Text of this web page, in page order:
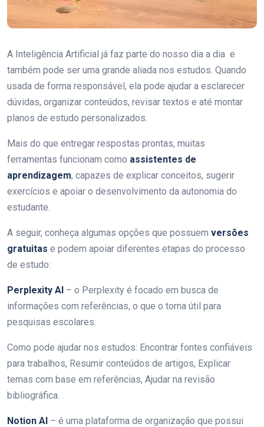
A Inteligência Artificial já faz parte do nosso dia a dia e
também pode ser uma grande aliada nos estudos. Quando
usada de forma responsável, ela pode ajudar a esclarecer
dúvidas, organizar conteúdos, revisar textos e até montar
planos de estudo personalizados.
Mais do que entregar respostas prontas, muitas
ferramentas funcionam como assistentes de
aprendizagem, capazes de explicar conceitos, sugerir
exercícios e apoiar o desenvolvimento da autonomia do
estudante.
A seguir, conheça algumas opções que possuem versões
gratuitas e podem apoiar diferentes etapas do processo
de estudo:
Perplexity AI – o Perplexity é focado em busca de
informações com referências, o que o torna útil para
pesquisas escolares.
Como pode ajudar nos estudos: Encontrar fontes confiáveis
para trabalhos, Resumir conteúdos de artigos, Explicar
temas com base em referências, Ajudar na revisão
bibliográfica.
Notion AI – é uma plataforma de organização que possui